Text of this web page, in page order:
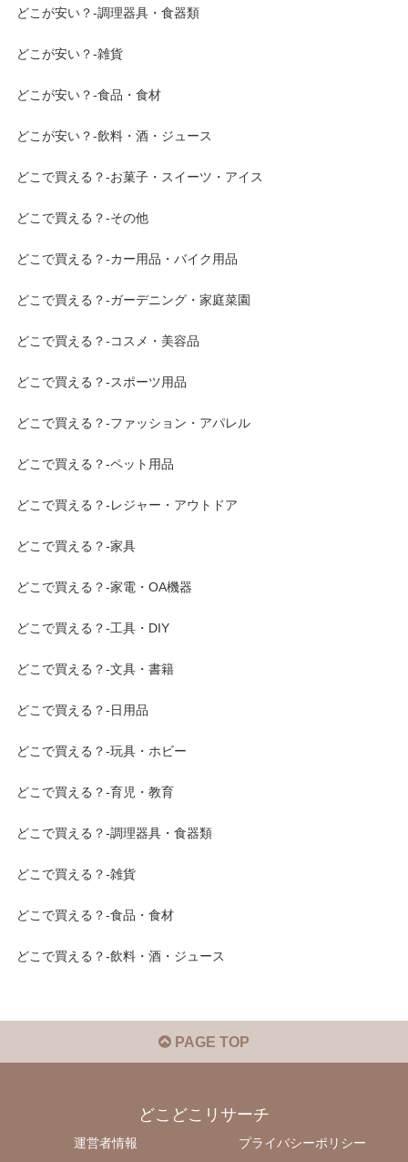
どこが安い？-調理器具・食器類
どこが安い？-雑貨
どこが安い？-食品・食材
どこが安い？-飲料・酒・ジュース
どこで買える？-お菓子・スイーツ・アイス
どこで買える？-その他
どこで買える？-カー用品・バイク用品
どこで買える？-ガーデニング・家庭菜園
どこで買える？-コスメ・美容品
どこで買える？-スポーツ用品
どこで買える？-ファッション・アパレル
どこで買える？-ペット用品
どこで買える？-レジャー・アウトドア
どこで買える？-家具
どこで買える？-家電・OA機器
どこで買える？-工具・DIY
どこで買える？-文具・書籍
どこで買える？-日用品
どこで買える？-玩具・ホビー
どこで買える？-育児・教育
どこで買える？-調理器具・食器類
どこで買える？-雑貨
どこで買える？-食品・食材
どこで買える？-飲料・酒・ジュース
PAGE TOP
どこどこリサーチ
運営者情報 プライバシーポリシー